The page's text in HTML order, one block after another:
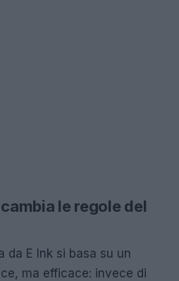
le regole del
da E Ink si basa su un
ma efficace: invece di